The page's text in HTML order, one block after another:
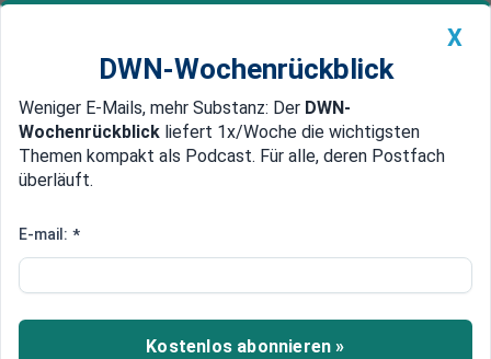
Newsticker MEIN DWN: Geldanlage Premium
Edelmetalle DWN-Magazin China
Angst von einen fundamentalen Problem der US-Banken
Wall Street geschockt: JP
Morgan verzockt zwei Milliarden
Dollar
X
DWN-Wochenrückblick
Weniger E-Mails, mehr Substanz: Der DWN-
Wochenrückblick liefert 1x/Woche die wichtigsten
Themen kompakt als Podcast. Für alle, deren Postfach
überläuft.
E-mail: *
Kostenlos abonnieren »